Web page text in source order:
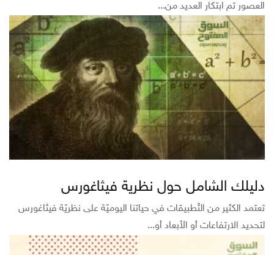
العصور تم ابتكار العديد من...
دليلك الشامل حول نظرية فيثاغورس
تعتمد الكثير من التّطبيقات في حياتنا اليوميّة على نظريّة فيثاغورس
لتحديد الارتفاعات أو الأبعاد أو...